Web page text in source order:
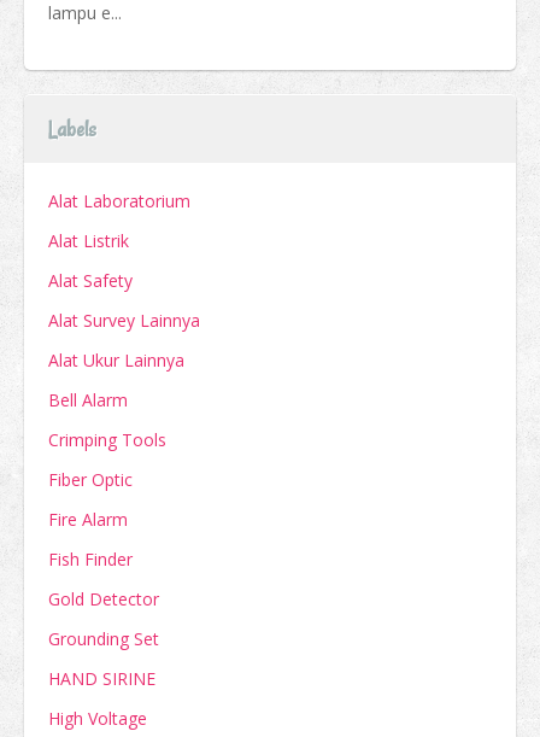
lampu e...
Labels
Alat Laboratorium
Alat Listrik
Alat Safety
Alat Survey Lainnya
Alat Ukur Lainnya
Bell Alarm
Crimping Tools
Fiber Optic
Fire Alarm
Fish Finder
Gold Detector
Grounding Set
HAND SIRINE
High Voltage